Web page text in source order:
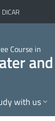
DICAR
Course in
with us